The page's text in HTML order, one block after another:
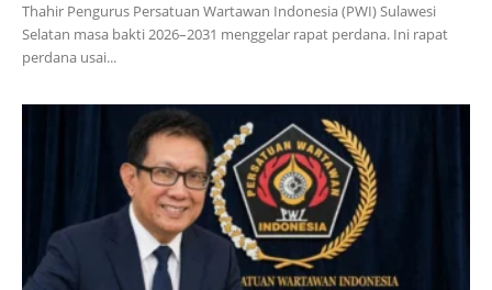
Thahir Pengurus Persatuan Wartawan Indonesia (PWI) Sulawesi
Selatan masa bakti 2026–2031 menggelar rapat perdana. Ini rapat
perdana usai...